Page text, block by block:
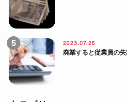
廃業すると従業員の
2023.07.25